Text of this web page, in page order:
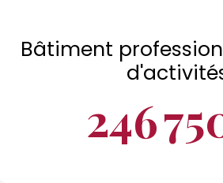
Bâtiment
246